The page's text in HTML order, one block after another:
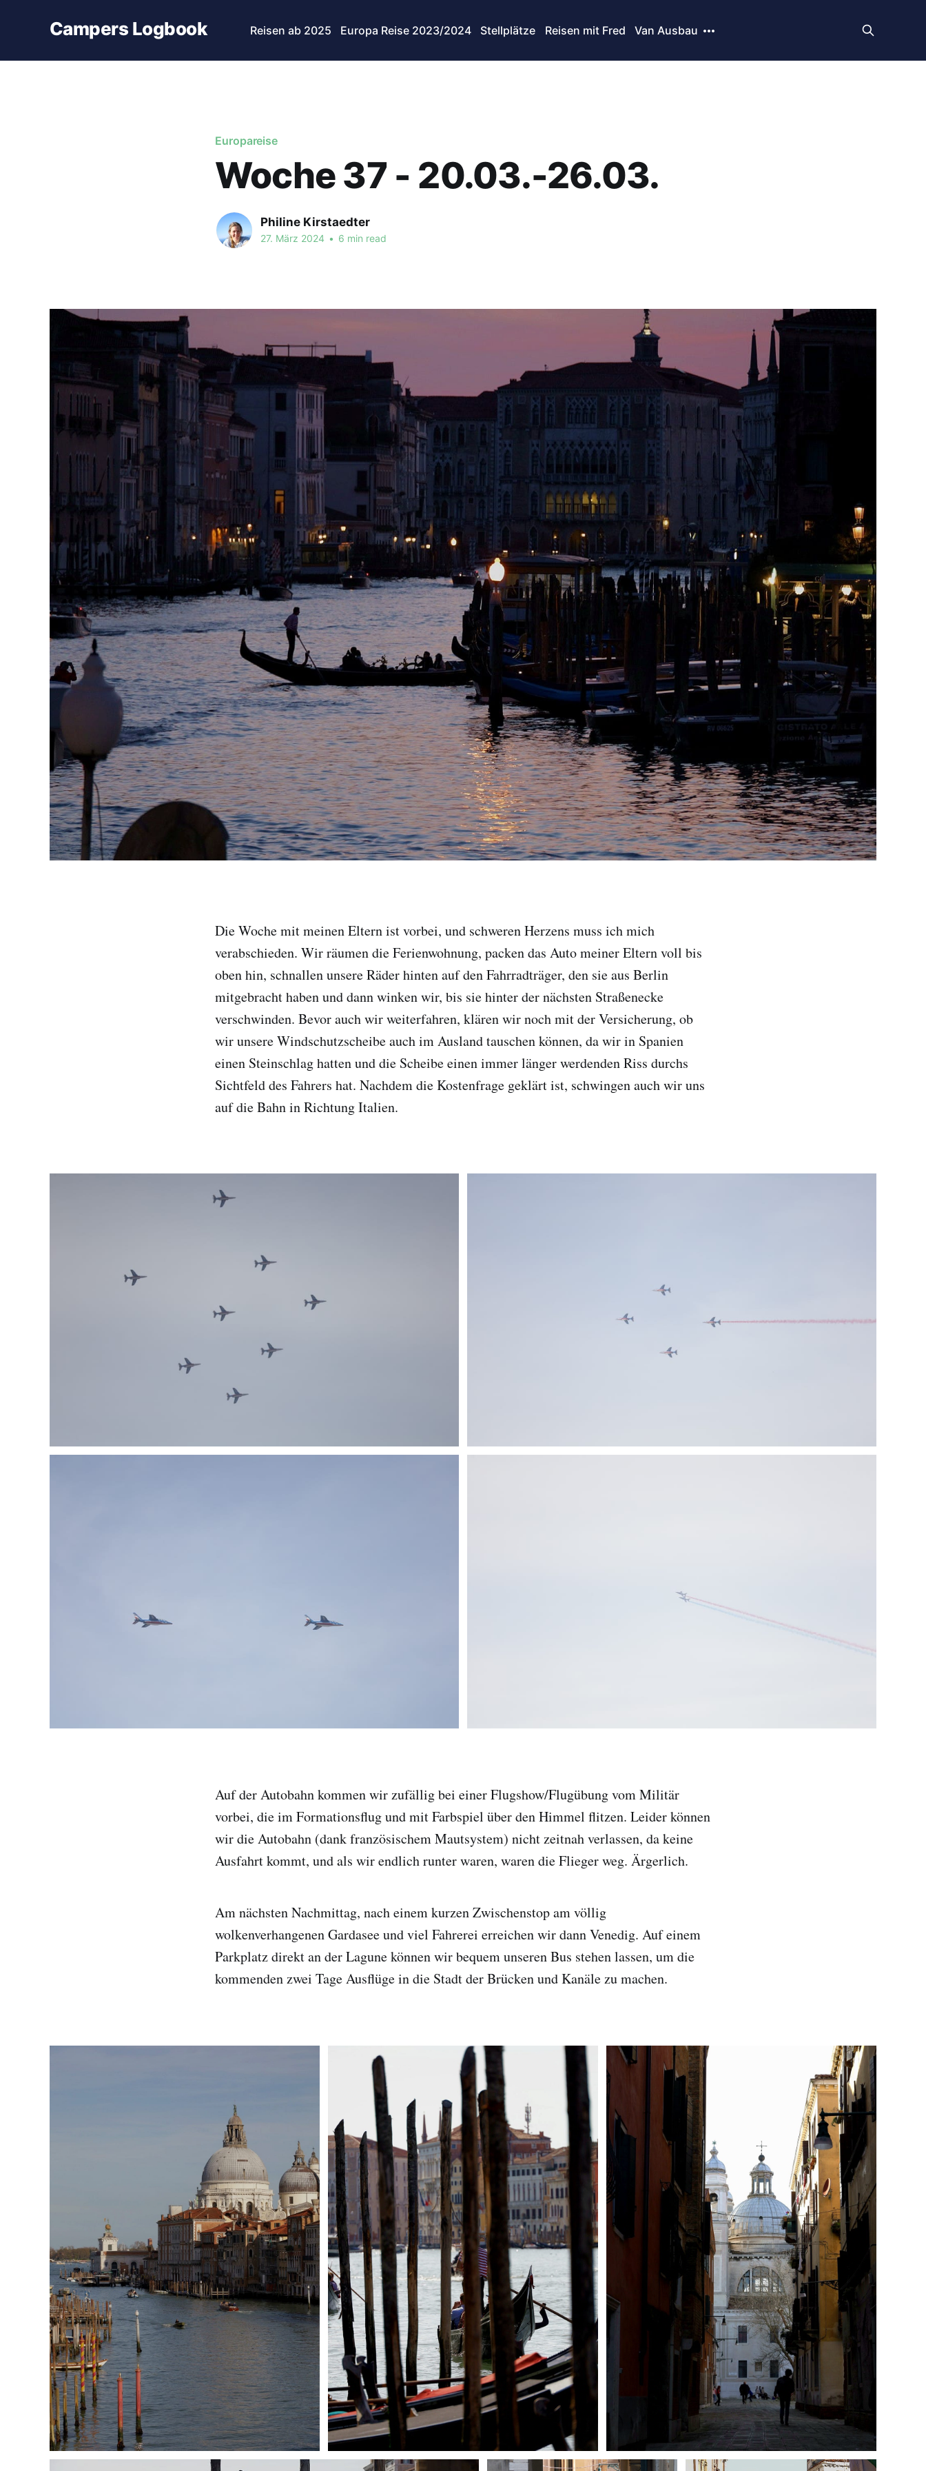
Campers Logbook Reisen ab 2025 Europa Reise 2023/2024 Stellplätze Reisen mit Fred Van Ausbau
Europareise
Woche 37 - 20.03.-26.03.
Philine Kirstaedter
27. März 2024 • 6 min read
Die Woche mit meinen Eltern ist vorbei, und schweren Herzens muss ich mich
verabschieden. Wir räumen die Ferienwohnung, packen das Auto meiner Eltern voll bis
oben hin, schnallen unsere Räder hinten auf den Fahrradträger, den sie aus Berlin
mitgebracht haben und dann winken wir, bis sie hinter der nächsten Straßenecke
verschwinden. Bevor auch wir weiterfahren, klären wir noch mit der Versicherung, ob
wir unsere Windschutzscheibe auch im Ausland tauschen können, da wir in Spanien
einen Steinschlag hatten und die Scheibe einen immer länger werdenden Riss durchs
Sichtfeld des Fahrers hat. Nachdem die Kostenfrage geklärt ist, schwingen auch wir uns
auf die Bahn in Richtung Italien.
Auf der Autobahn kommen wir zufällig bei einer Flugshow/Flugübung vom Militär
vorbei, die im Formationsflug und mit Farbspiel über den Himmel flitzen. Leider können
wir die Autobahn (dank französischem Mautsystem) nicht zeitnah verlassen, da keine
Ausfahrt kommt, und als wir endlich runter waren, waren die Flieger weg. Ärgerlich.
Am nächsten Nachmittag, nach einem kurzen Zwischenstop am völlig
wolkenverhangenen Gardasee und viel Fahrerei erreichen wir dann Venedig. Auf einem
Parkplatz direkt an der Lagune können wir bequem unseren Bus stehen lassen, um die
kommenden zwei Tage Ausflüge in die Stadt der Brücken und Kanäle zu machen.